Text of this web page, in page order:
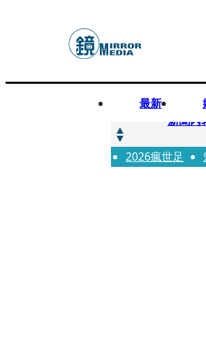
最新
快訊
新聞內
快訊
最年輕
2026瘋世足